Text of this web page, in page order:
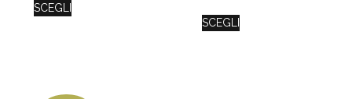
SCEGLI
SCEGLI